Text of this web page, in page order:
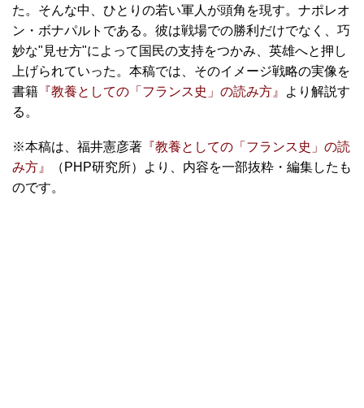
た。そんな中、ひとりの若い軍人が頭角を現す。ナポレオ
ン・ボナパルトである。彼は戦場での勝利だけでなく、巧
妙な"見せ方"によって国民の支持をつかみ、英雄へと押し
上げられていった。本稿では、そのイメージ戦略の実像を
書籍 『教養としての「フランス史」の読み方』
より解説す
る。
※本稿は、福井憲彦著 『教養としての「フランス史」の読
み方』
（PHP研究所）より、内容を一部抜粋・編集したも
のです。